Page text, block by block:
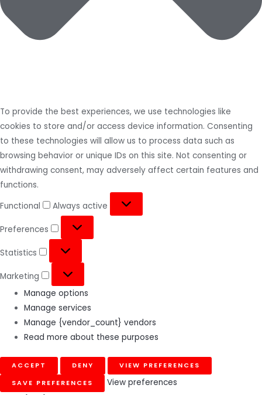
To provide the best experiences, we use technologies like
cookies to store and/or access device information. Consenting
to these technologies will allow us to process data such as
browsing behavior or unique IDs on this site. Not consenting or
withdrawing consent, may adversely affect certain features and
functions.
Functional
Always active
Preferences
Statistics
Marketing
Manage options
Manage services
Manage {vendor_count} vendors
Read more about these purposes
ACCEPT DENY
VIEW PREFERENCES
SAVE PREFERENCES
View preferences